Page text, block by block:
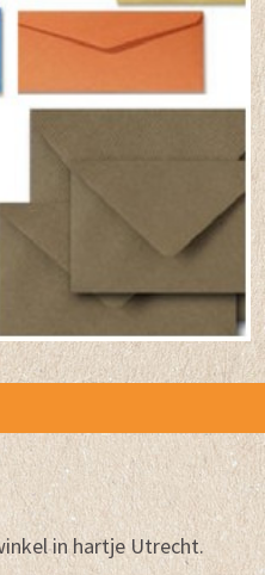
in hartje Utrecht.